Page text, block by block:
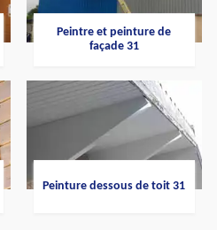
Peintre et peinture de
façade 31
Peinture dessous de toit 31